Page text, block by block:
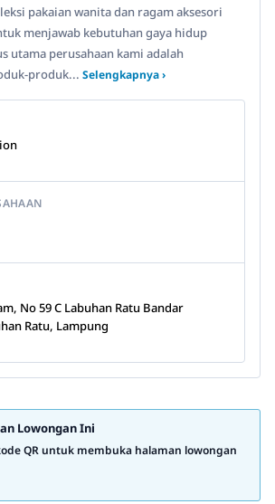
pakaian wanita dan ragam aksesori
menjawab kebutuhan gaya hidup
utama perusahaan kami adalah
produk... Selengkapnya ›
No 59 C Labuhan Ratu Bandar
Ratu, Lampung
Lowongan Ini
QR untuk membuka halaman lowongan